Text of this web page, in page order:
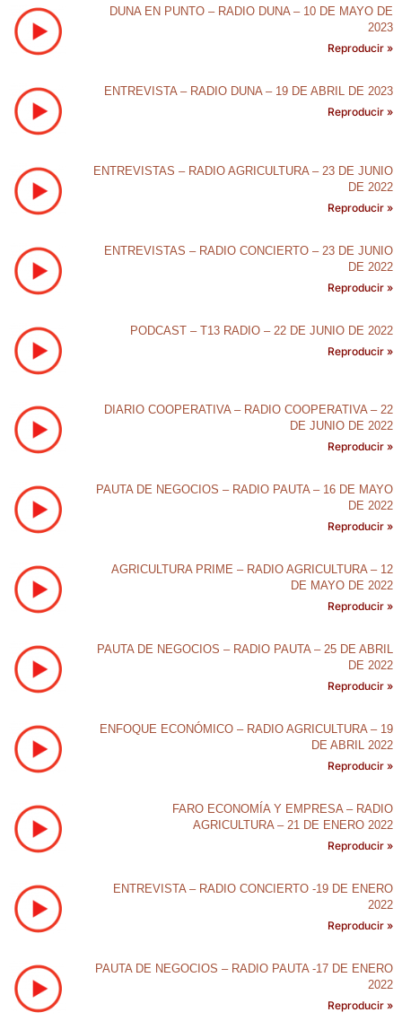
DUNA EN PUNTO – RADIO DUNA – 10 DE MAYO DE
2023
Reproducir »
ENTREVISTA – RADIO DUNA – 19 DE ABRIL DE 2023
Reproducir »
ENTREVISTAS – RADIO AGRICULTURA – 23 DE JUNIO
DE 2022
Reproducir »
ENTREVISTAS – RADIO CONCIERTO – 23 DE JUNIO
DE 2022
Reproducir »
PODCAST – T13 RADIO – 22 DE JUNIO DE 2022
Reproducir »
DIARIO COOPERATIVA – RADIO COOPERATIVA – 22
DE JUNIO DE 2022
Reproducir »
PAUTA DE NEGOCIOS – RADIO PAUTA – 16 DE MAYO
DE 2022
Reproducir »
AGRICULTURA PRIME – RADIO AGRICULTURA – 12
DE MAYO DE 2022
Reproducir »
PAUTA DE NEGOCIOS – RADIO PAUTA – 25 DE ABRIL
DE 2022
Reproducir »
ENFOQUE ECONÓMICO – RADIO AGRICULTURA – 19
DE ABRIL 2022
Reproducir »
FARO ECONOMÍA Y EMPRESA – RADIO
AGRICULTURA – 21 DE ENERO 2022
Reproducir »
ENTREVISTA – RADIO CONCIERTO -19 DE ENERO
2022
Reproducir »
PAUTA DE NEGOCIOS – RADIO PAUTA -17 DE ENERO
2022
Reproducir »